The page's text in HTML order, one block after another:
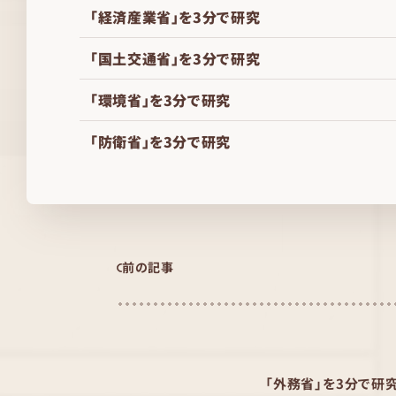
「経済産業省」を3分で研究
「国土交通省」を3分で研究
「環境省」を3分で研究
「防衛省」を3分で研究
前の記事
「外務省」を3分で研